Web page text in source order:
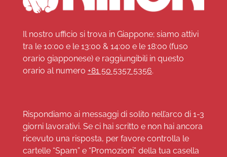
Il nostro ufficio si trova in Giappone; siamo attivi
tra le 10:00 e le 13:00 & 14:00 e le 18:00 (fuso
orario giapponese) e raggiungibili in questo
orario al numero +81 50 5357 5356.
Rispondiamo ai messaggi di solito nell’arco di 1-3
giorni lavorativi. Se ci hai scritto e non hai ancora
ricevuto una risposta, per favore controlla le
cartelle “Spam” e “Promozioni” della tua casella